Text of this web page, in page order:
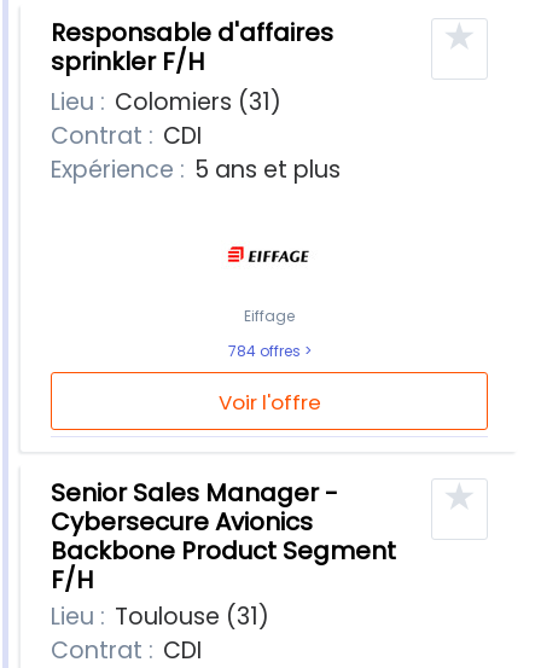
Responsable d'affaires
sprinkler F/H
★
Lieu : Colomiers (31)
Contrat : CDI
Expérience : 5 ans et plus
Voir l'offre
Eiffage
784 offres
Senior Sales Manager -
Cybersecure Avionics
Backbone Product Segment
F/H
★
Lieu : Toulouse (31)
Contrat : CDI